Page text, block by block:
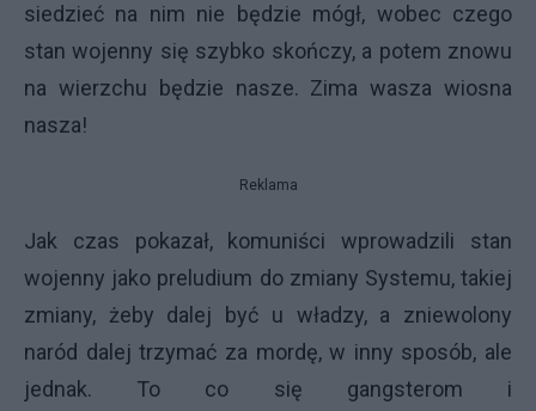
siedzieć na nim nie będzie mógł, wobec czego
stan wojenny się szybko skończy, a potem znowu
na wierzchu będzie nasze. Zima wasza wiosna
nasza!
Reklama
Jak czas pokazał, komuniści wprowadzili stan
wojenny jako preludium do zmiany Systemu, takiej
zmiany, żeby dalej być u władzy, a zniewolony
naród dalej trzymać za mordę, w inny sposób, ale
jednak. To co się gangsterom i